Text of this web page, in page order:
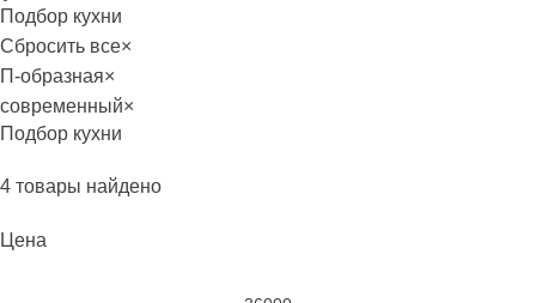
Подбор кухни
Сбросить все×
П-образная×
современный×
Подбор кухни
4 товары найдено
Цена